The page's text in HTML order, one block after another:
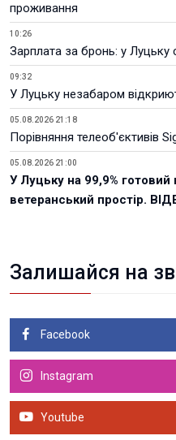
проживання
10:26
Зарплата за бронь: у Луцьку
09:32
У Луцьку незабаром
05.08.2026 21:18
Порівняння телеоб'єктивів
05.08.2026 21:00
У Луцьку на 99,9%
ветеранський простір.
Залишайся на
Facebook
Instagram
Youtube